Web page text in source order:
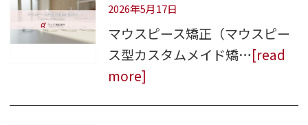
2026年5月17日
マウスピース矯正（マウスピー
ス型カスタムメイド矯…[read
more]